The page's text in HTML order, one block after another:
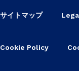
サイトマップ
Cookie Policy